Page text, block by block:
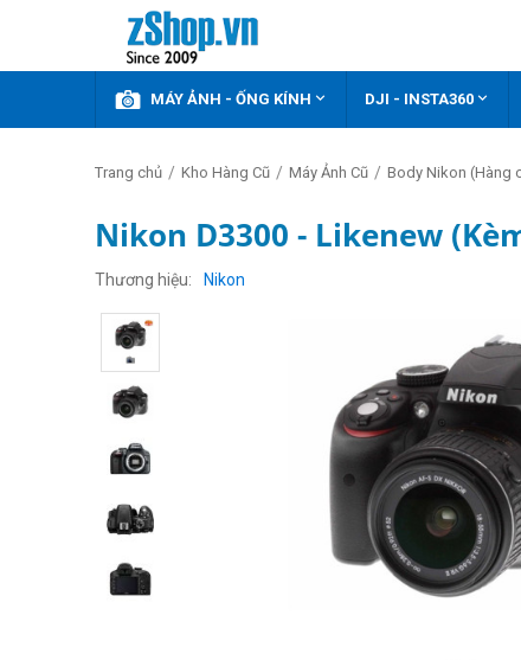
KHUYẾN MÃI
MÁY ẢNH - ỐNG KÍNH  DJI - INSTA360 
Trang chủ / Kho Hàng Cũ / Máy Ảnh Cũ / Body Nikon (Hàng
Nikon D3300 - Likenew
Thương hiệu Nikon